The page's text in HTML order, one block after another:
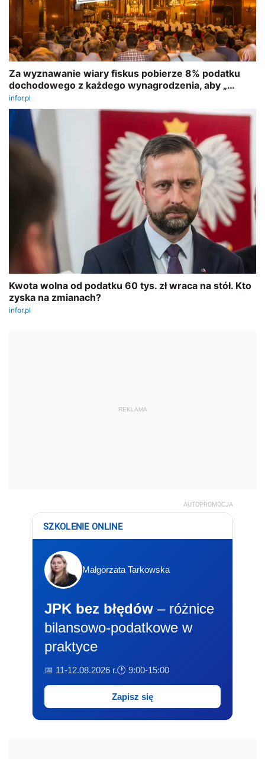
REKLAMA
AUTOPROMOCJA
SZKOLENIE ONLINE
Małgorzata Tarkowska
JPK bez błędów – różnice
bilansowo-podatkowe w
praktyce
📅 11-12.08.2026 r.🕐 9:00-15:00
Zapisz się